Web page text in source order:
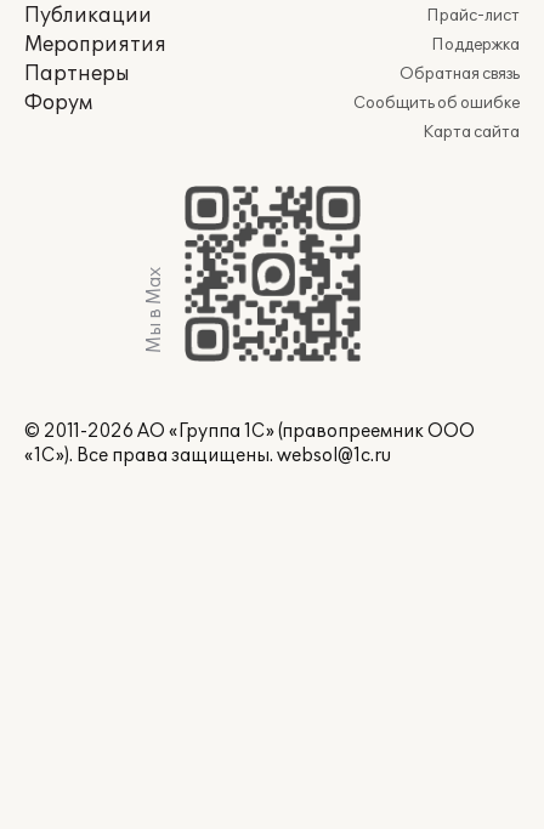
Публикации
Мероприятия
Партнеры
Форум
Прайс-лист
Поддержка
Обратная связь
Сообщить об ошибке
Карта сайта
Мы в Max
© 2011-2026 АО «Группа 1С» (правопреемник ООО
«1С»). Все права защищены. websol@1c.ru